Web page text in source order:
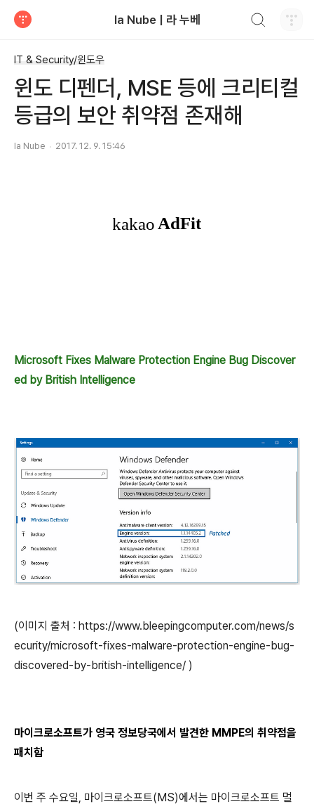
la Nube | 라 누베
IT & Security/윈도우
윈도 디펜더, MSE 등에 크리티컬
등급의 보안 취약점 존재해
la Nube 2017. 12. 9. 15:46
Microsoft Fixes Malware Protection Engine Bug Discover
ed by British Intelligence
(이미지 출처 : https://www.bleepingcomputer.com/news/s
ecurity/microsoft-fixes-malware-protection-engine-bug-
discovered-by-british-intelligence/ )
마이크로소프트가 영국 정보당국에서 발견한 MMPE의 취약점을
패치함
이번 주 수요일, 마이크로소프트(MS)에서는 마이크로소프트 멀